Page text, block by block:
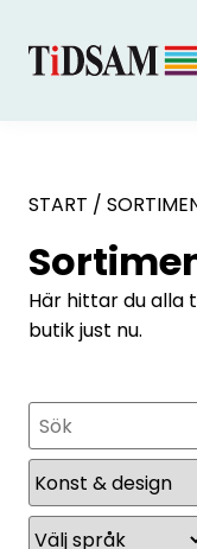
START /
Här hittar du alla
butik just nu.
Sök